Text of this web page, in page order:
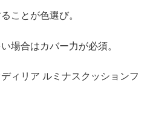
ことが色選び。
場合はカバー力が必須。
ィリア ルミナスクッションフ